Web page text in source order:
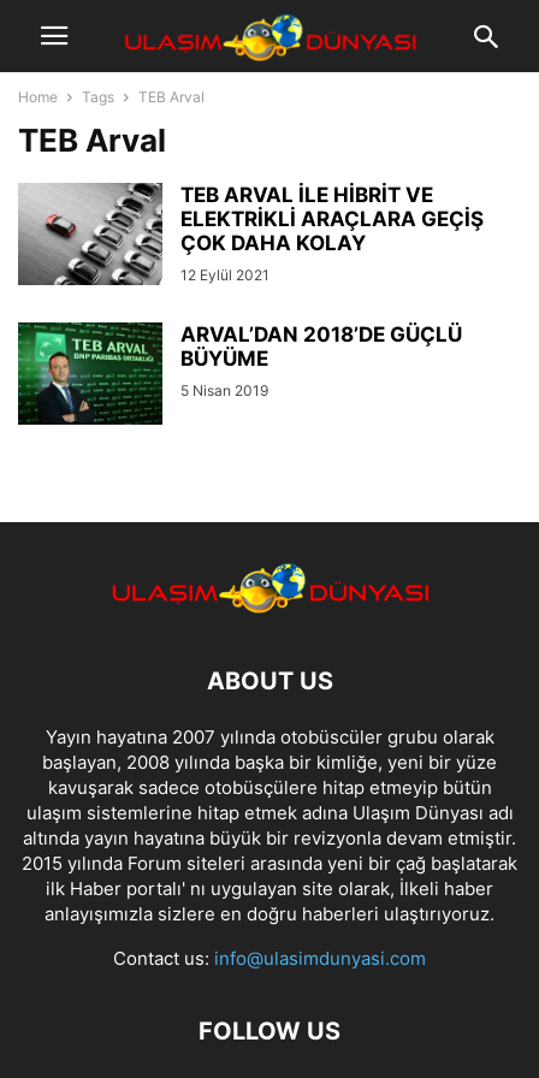
Home Tags TEB Arval
TEB Arval
TEB ARVAL İLE HİBRİT VE
ELEKTRİKLİ ARAÇLARA GEÇİŞ
ÇOK DAHA KOLAY
12 Eylül 2021
ARVAL’DAN 2018’DE GÜÇLÜ
BÜYÜME
5 Nisan 2019
ABOUT US
Yayın hayatına 2007 yılında otobüscüler grubu olarak
başlayan, 2008 yılında başka bir kimliğe, yeni bir yüze
kavuşarak sadece otobüsçülere hitap etmeyip bütün
ulaşım sistemlerine hitap etmek adına Ulaşım Dünyası adı
altında yayın hayatına büyük bir revizyonla devam etmiştir.
2015 yılında Forum siteleri arasında yeni bir çağ başlatarak
ilk Haber portalı' nı uygulayan site olarak, İlkeli haber
anlayışımızla sizlere en doğru haberleri ulaştırıyoruz.
Contact us: info@ulasimdunyasi.com
FOLLOW US